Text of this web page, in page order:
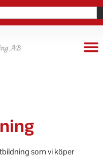
som vi köper